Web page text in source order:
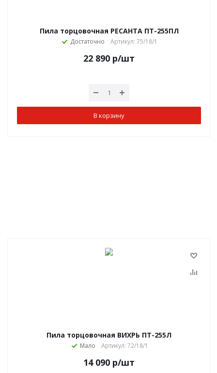
Пила торцовочная РЕСАНТА ПТ-255ПЛ
Достаточно Артикул: 75/18/1
22 890 р/шт
В корзину
Пила торцовочная ВИХРЬ ПТ-255Л
Мало Артикул: 72/18/1
14 090 р/шт